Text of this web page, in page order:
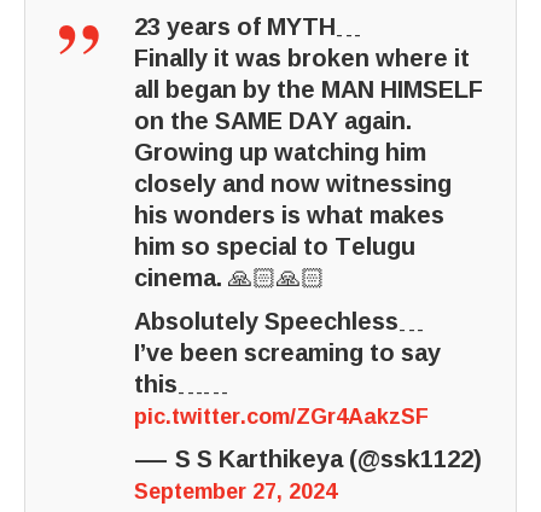
23 years of MYTH…
Finally it was broken where it
all began by the MAN HIMSELF
on the SAME DAY again.
Growing up watching him
closely and now witnessing
his wonders is what makes
him so special to Telugu
cinema. 🙏🏻🙏🏻
Absolutely Speechless…
I’ve been screaming to say
this……
pic.twitter.com/ZGr4AakzSF
— S S Karthikeya (@ssk1122)
September 27, 2024